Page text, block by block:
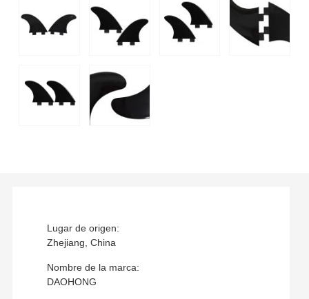
Lugar de origen:
Zhejiang, China
Nombre de la marca:
DAOHONG